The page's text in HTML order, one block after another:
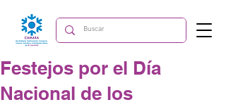
Festejos por el Día
Nacional de los